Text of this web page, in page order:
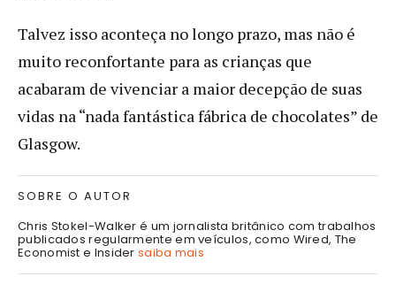
Talvez isso aconteça no longo prazo, mas não é
muito reconfortante para as crianças que
acabaram de vivenciar a maior decepção de suas
vidas na “nada fantástica fábrica de chocolates” de
Glasgow.
SOBRE O AUTOR
Chris Stokel-Walker é um jornalista britânico com trabalhos
publicados regularmente em veículos, como Wired, The
Economist e Insidersaiba mais